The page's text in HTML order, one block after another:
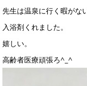
先生は温泉に行く暇がな
入浴剤くれました。
嬉しい。
高齢者医療頑張ろ^_^